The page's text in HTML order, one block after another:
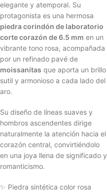
elegante y atemporal. Su
protagonista es una hermosa
piedra corindón de laboratorio
corte corazón de 6.5 mm en un
vibrante tono rosa, acompañada
por un refinado pavé de
moissanitas que aporta un brillo
sutil y armonioso a cada lado del
aro.
Su diseño de líneas suaves y
hombros ascendentes dirige
naturalmente la atención hacia el
corazón central, convirtiéndolo
en una joya llena de significado y
romanticismo.
✨ Piedra sintética color rosa